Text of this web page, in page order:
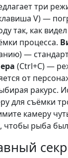
три
V) —
так, как
процесса.
—
(Ctrl+C) —
от
ракурс.
для съёмки
камеру
чтобы рыба